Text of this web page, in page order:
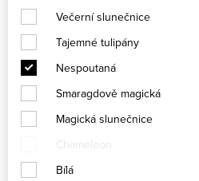
Večerní slunečnice
Tajemné tulipány
Nespoutaná
Smaragdově magická
Magická slunečnice
Chameleon
Bílá